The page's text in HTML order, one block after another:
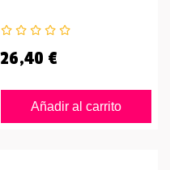
26,40 €
Añadir al carrito